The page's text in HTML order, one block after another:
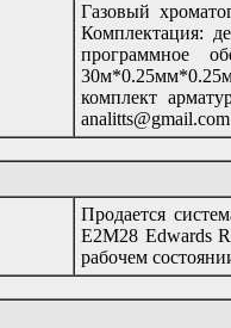
Газовый
Комплектация:
программное
комплект
Продается
Е2M28 Edwards
рабочем